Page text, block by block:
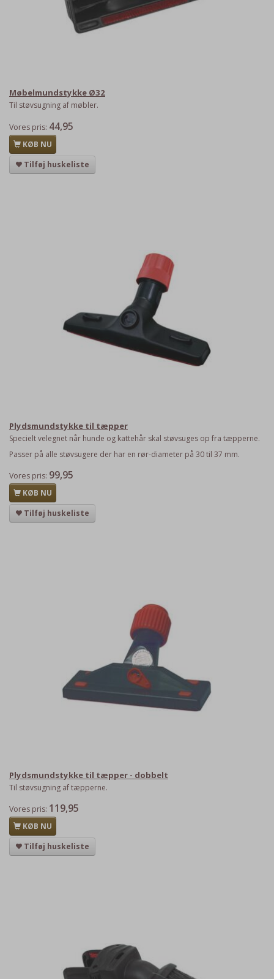
Møbelmundstykke Ø32
Til støvsugning af møbler.
Vores pris: 44,95
KØB NU
Tilføj huskeliste
Plydsmundstykke til tæpper
Specielt velegnet når hunde og kattehår skal støvsuges op fra tæpperne.
Passer på alle støvsugere der har en rør-diameter på 30 til 37 mm.
Vores pris: 99,95
KØB NU
Tilføj huskeliste
Plydsmundstykke til tæpper - dobbelt
Til støvsugning af tæpperne.
Vores pris: 119,95
KØB NU
Tilføj huskeliste